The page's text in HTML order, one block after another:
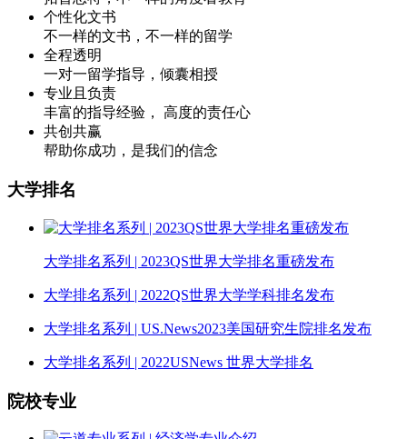
个性化文书
不一样的文书，不一样的留学
全程透明
一对一留学指导，倾囊相授
专业且负责
丰富的指导经验， 高度的责任心
共创共赢
帮助你成功，是我们的信念
大学排名
大学排名系列 | 2023QS世界大学排名重磅发布
大学排名系列 | 2022QS世界大学学科排名发布
大学排名系列 | US.News2023美国研究生院排名发布
大学排名系列 | 2022USNews 世界大学排名
院校专业